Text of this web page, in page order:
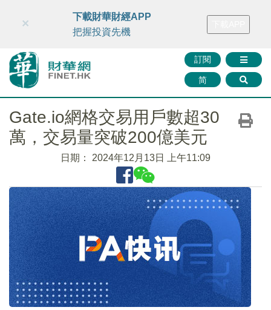
財華智庫網 FINTV FINMETA 財華證券 媒體矩陣
訂閱
简
×
下載財華財經APP
把握投資先機
Gate.io網格交易用戶數超30
萬，交易量突破200億美元
日期： 2024年12月13日 上午11:09